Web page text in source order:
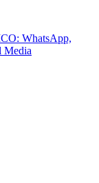
WhatsApp,
Media